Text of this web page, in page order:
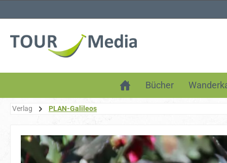
Bücher
Verlag PLAN-Galileos